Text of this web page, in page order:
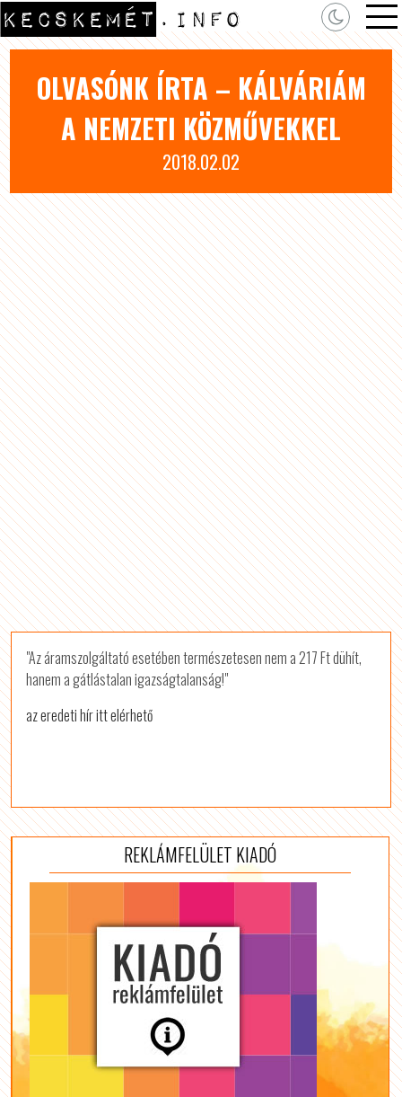
OLVASÓNK ÍRTA – KÁLVÁRIÁM
A NEMZETI KÖZMŰVEKKEL
2018.02.02
"Az áramszolgáltató esetében természetesen nem a 217 Ft dühít,
hanem a gátlástalan igazságtalanság!"
az eredeti hír itt elérhető
REKLÁMFELÜLET KIADÓ